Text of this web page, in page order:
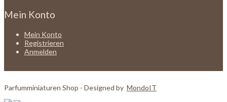
Mein Konto
Mein Konto
Registrieren
Anmelden
Parfumminiaturen Shop - Designed by MondoIT